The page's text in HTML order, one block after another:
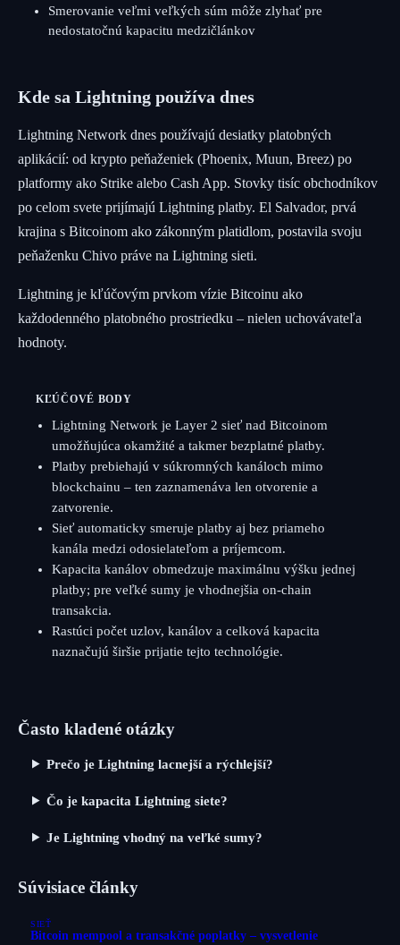
Smerovanie veľmi veľkých súm môže zlyhať pre
nedostatočnú kapacitu medzičlánkov
Kde sa Lightning používa dnes
Lightning Network dnes používajú desiatky platobných
aplikácií: od krypto peňaženiek (Phoenix, Muun, Breez) po
platformy ako Strike alebo Cash App. Stovky tisíc obchodníkov
po celom svete prijímajú Lightning platby. El Salvador, prvá
krajina s Bitcoinom ako zákonným platidlom, postavila svoju
peňaženku Chivo práve na Lightning sieti.
Lightning je kľúčovým prvkom vízie Bitcoinu ako
každodenného platobného prostriedku – nielen uchovávateľa
hodnoty.
KĽÚČOVÉ BODY
Lightning Network je Layer 2 sieť nad Bitcoinom
umožňujúca okamžité a takmer bezplatné platby.
Platby prebiehajú v súkromných kanáloch mimo
blockchainu – ten zaznamenáva len otvorenie a
zatvorenie.
Sieť automaticky smeruje platby aj bez priameho
kanála medzi odosielateľom a príjemcom.
Kapacita kanálov obmedzuje maximálnu výšku jednej
platby; pre veľké sumy je vhodnejšia on-chain
transakcia.
Rastúci počet uzlov, kanálov a celková kapacita
naznačujú širšie prijatie tejto technológie.
Často kladené otázky
Prečo je Lightning lacnejší a rýchlejší?
Čo je kapacita Lightning siete?
Je Lightning vhodný na veľké sumy?
Súvisiace články
SIEŤ
Bitcoin mempool a transakčné poplatky – vysvetlenie